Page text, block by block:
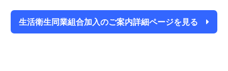
生活衛生同業組合加入のご案内詳細ページを見る